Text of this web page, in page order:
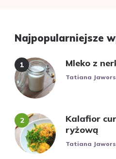
Najpopularniejsze
Mleko z
Posted
Tatiana
Kalafior
ryżową
Posted
Tatiana